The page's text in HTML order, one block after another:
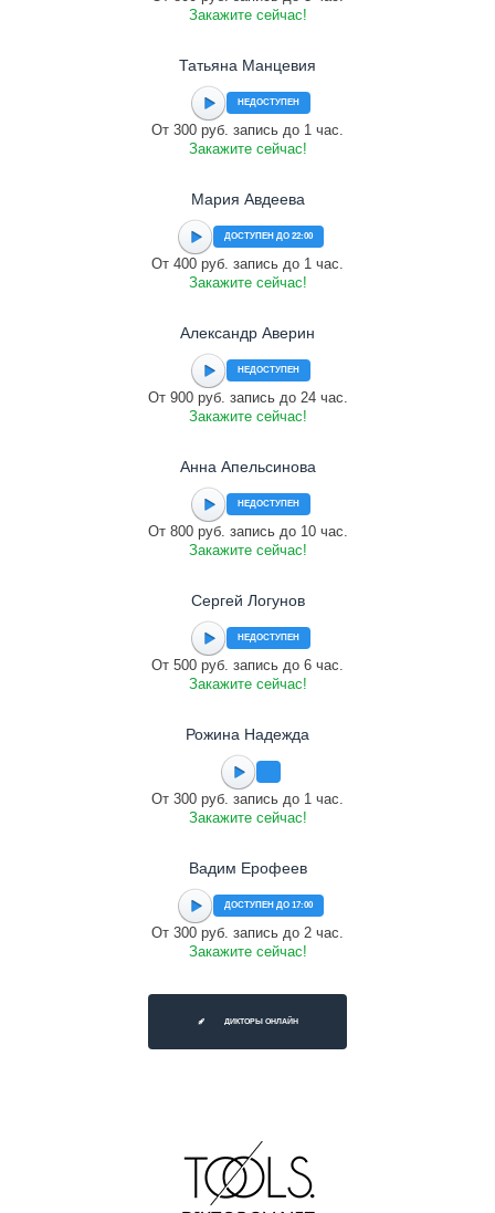
Закажите сейчас!
Татьяна Манцевия
НЕДОСТУПЕН
От 300 руб. запись до 1 час.
Закажите сейчас!
Мария Авдеева
ДОСТУПЕН ДО 22:00
От 400 руб. запись до 1 час.
Закажите сейчас!
Александр Аверин
НЕДОСТУПЕН
От 900 руб. запись до 24 час.
Закажите сейчас!
Анна Апельсинова
НЕДОСТУПЕН
От 800 руб. запись до 10 час.
Закажите сейчас!
Сергей Логунов
НЕДОСТУПЕН
От 500 руб. запись до 6 час.
Закажите сейчас!
Рожина Надежда
От 300 руб. запись до 1 час.
Закажите сейчас!
Вадим Ерофеев
ДОСТУПЕН ДО 17:00
От 300 руб. запись до 2 час.
Закажите сейчас!
ДИКТОРЫ ОНЛАЙН